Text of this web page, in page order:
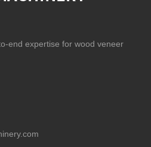
end expertise for wood veneer